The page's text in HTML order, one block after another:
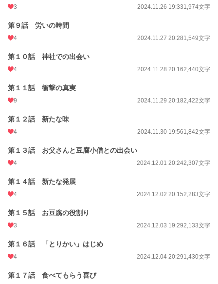
3 2024.11.26 19:331,974文字
第９話 労いの時間
4 2024.11.27 20:281,549文字
第１０話 神社での出会い
4 2024.11.28 20:162,440文字
第１１話 衝撃の真実
9 2024.11.29 20:182,422文字
第１２話 新たな味
4 2024.11.30 19:561,842文字
第１３話 お父さんと豆腐小僧との出会い
4 2024.12.01 20:242,307文字
第１４話 新たな発展
4 2024.12.02 20:152,283文字
第１５話 お豆腐の役割り
3 2024.12.03 19:292,133文字
第１６話 「とりかい」はじめ
4 2024.12.04 20:291,430文字
第１７話 食べてもらう喜び